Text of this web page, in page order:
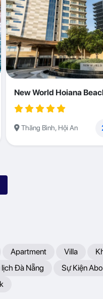
New World Hoiana
Thăng Bình, Hội An
Apartment Villa
Đà Nẵng Sự Kiện